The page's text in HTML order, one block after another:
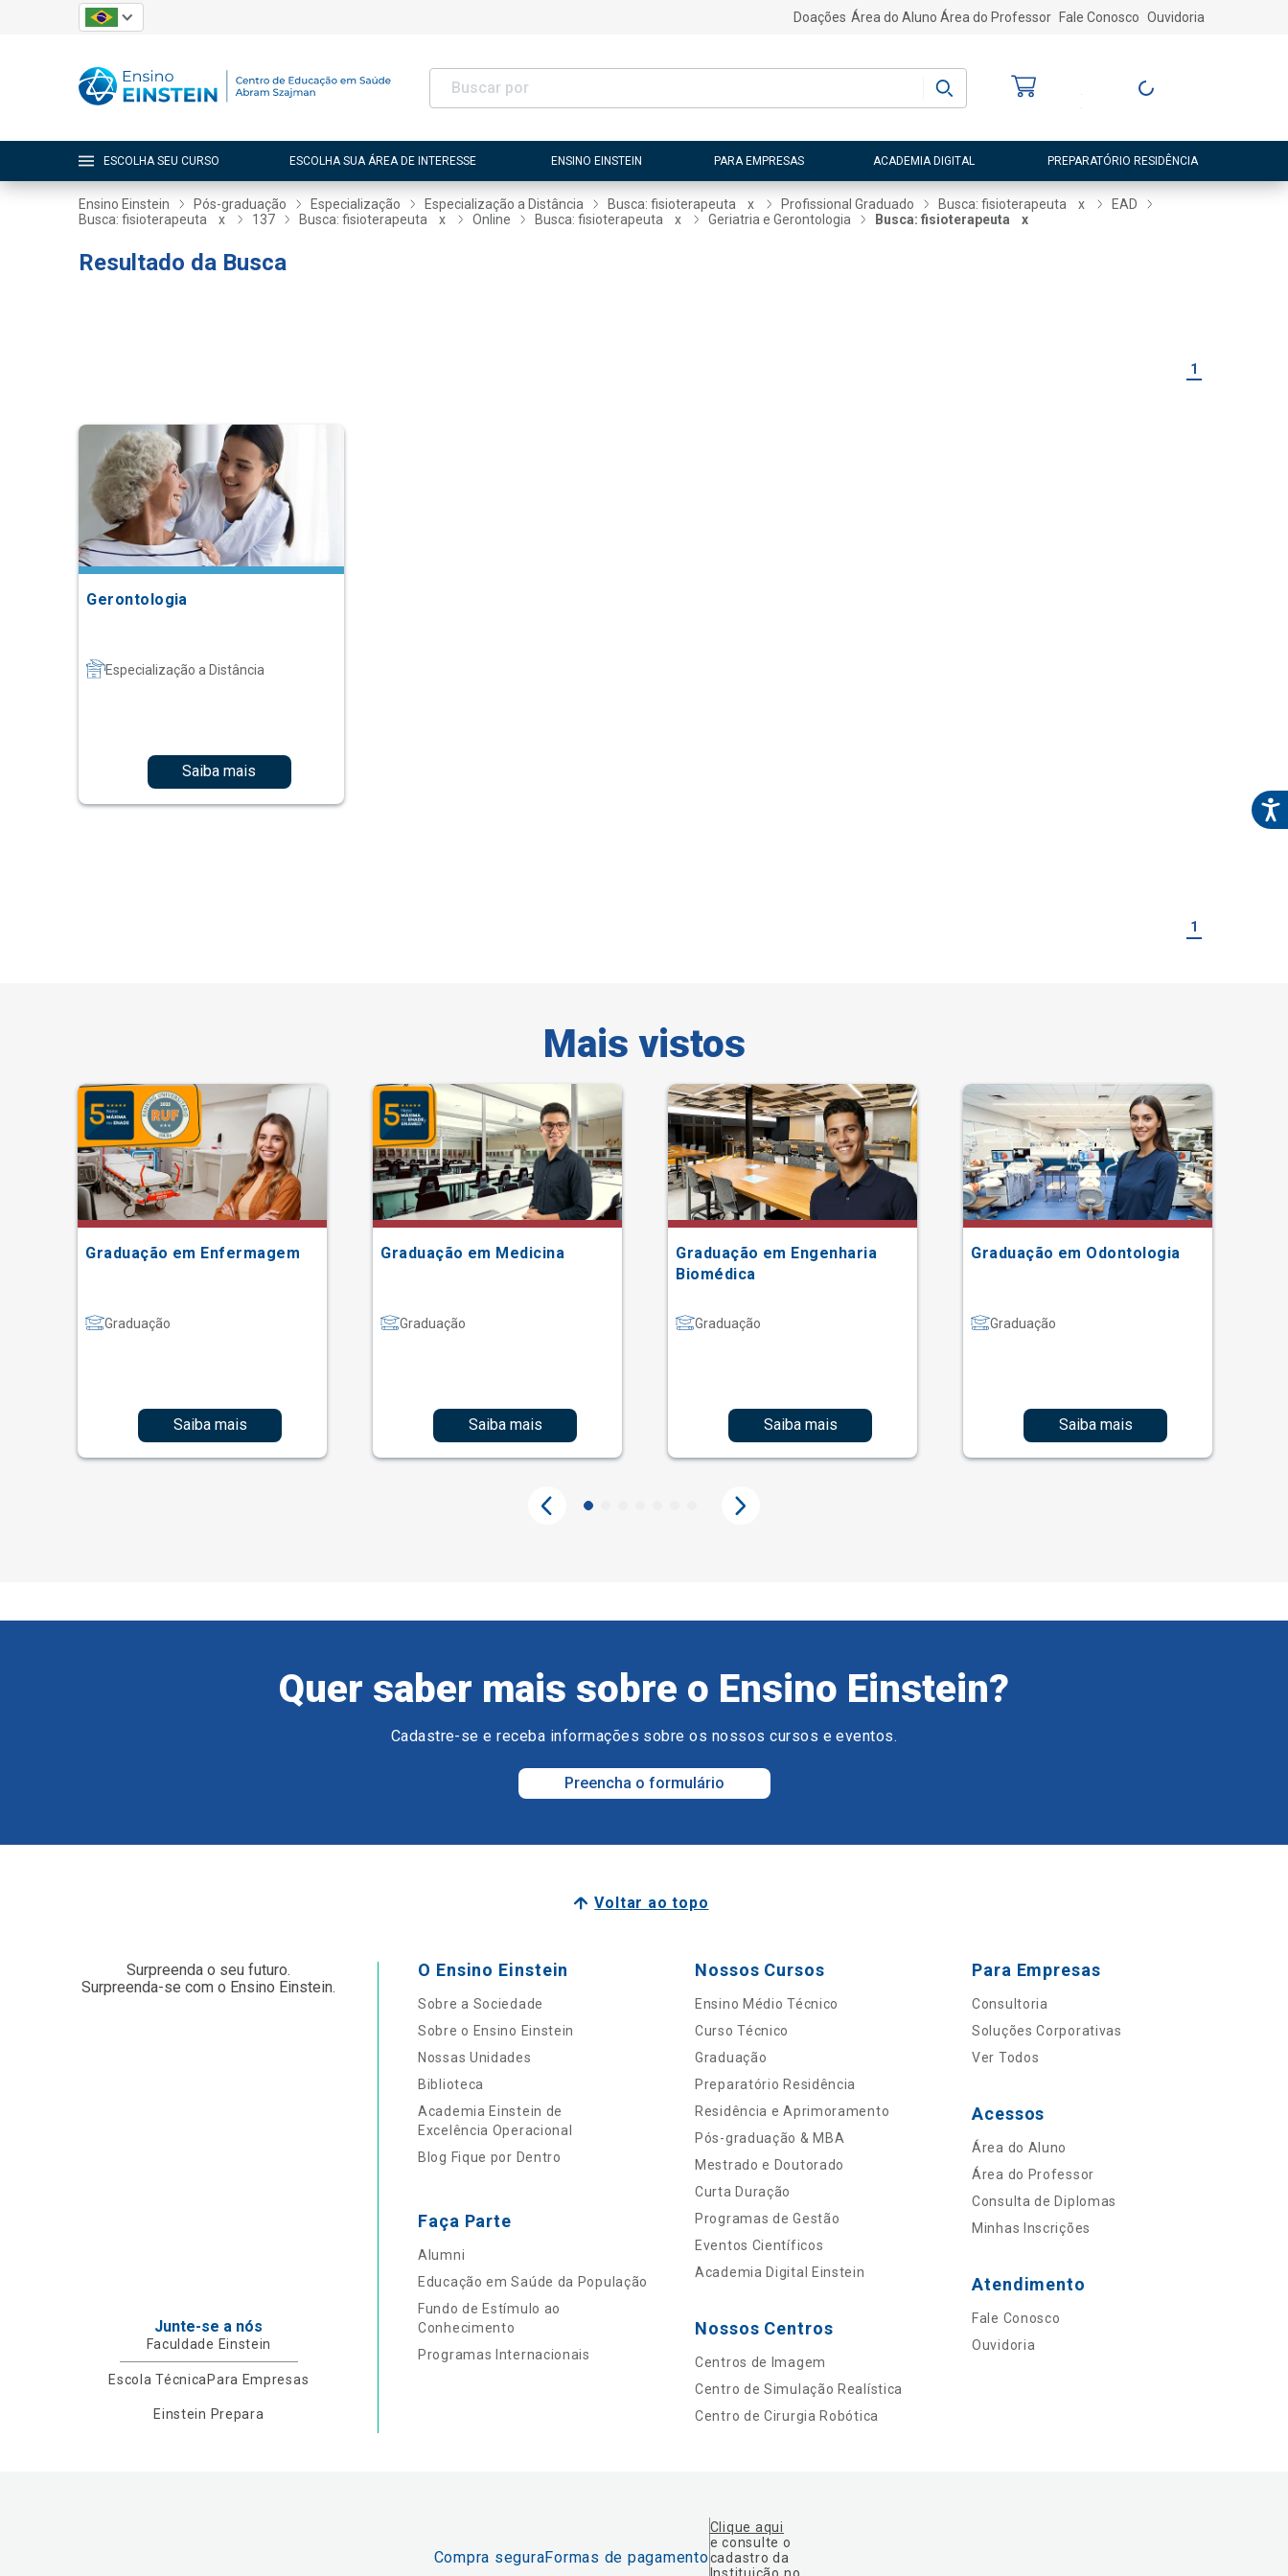
Doações Área do Aluno Área do Professor Fale Conosco Ouvidoria
Entre ou Cadastre-
ESCOLHA SEU CURSO ESCOLHA SUA ÁREA DE INTERESSE ENSINO EINSTEIN PARA EMPRESAS ACADEMIA DIGITAL PREPARATÓRIO RESIDÊNCIA
Ensino Einstein Pós-graduação Especialização Especialização a Distância Busca: fisioterapeuta x Profissional Graduado Busca: fisioterapeuta x
EAD
Busca: fisioterapeuta
x 137 Busca: fisioterapeuta x Online Busca: fisioterapeuta x Geriatria e Gerontologia Busca: fisioterapeuta x
Resultado da Busca
1
Gerontologia
Especialização a Distância
Saiba mais
1
Mais vistos
Graduação em Enfermagem
Graduação
Saiba mais
Graduação em Medicina
Graduação
Saiba mais
Graduação em Engenharia
Biomédica
Graduação
Saiba mais
Graduação em Odontologia
Graduação
Saiba mais
Quer saber mais sobre o Ensino Einstein?
Cadastre-se e receba informações sobre os nossos cursos e eventos.
Preencha o formulário
Voltar ao topo
Surpreenda o seu futuro.
Surpreenda-se com o Ensino Einstein.
Junte-se a nós
Faculdade Einstein
Escola Técnica Para Empresas
Einstein Prepara
O Ensino Einstein
Sobre a Sociedade
Sobre o Ensino Einstein
Nossas Unidades
Biblioteca
Academia Einstein de
Excelência Operacional
Blog Fique por Dentro
Faça Parte
Alumni
Educação em Saúde da População
Fundo de Estímulo ao
Conhecimento
Programas Internacionais
Nossos Cursos
Ensino Médio Técnico
Curso Técnico
Graduação
Preparatório Residência
Residência e Aprimoramento
Pós-graduação & MBA
Mestrado e Doutorado
Curta Duração
Programas de Gestão
Eventos Científicos
Academia Digital Einstein
Nossos Centros
Centros de Imagem
Centro de Simulação Realística
Centro de Cirurgia Robótica
Para Empresas
Consultoria
Soluções Corporativas
Ver Todos
Acessos
Área do Aluno
Área do Professor
Consulta de Diplomas
Minhas Inscrições
Atendimento
Fale Conosco
Ouvidoria
Compra seguraFormas de pagamento
Clique aqui
e consulte o
cadastro da